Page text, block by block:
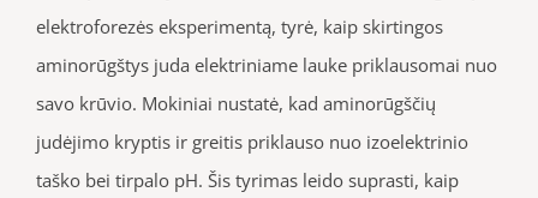
elektroforezės eksperimentą, tyrė, kaip skirtingos
aminorūgštys juda elektriniame lauke priklausomai nuo
savo krūvio. Mokiniai nustatė, kad aminorūgščių
judėjimo kryptis ir greitis priklauso nuo izoelektrinio
taško bei tirpalo pH. Šis tyrimas leido suprasti, kaip